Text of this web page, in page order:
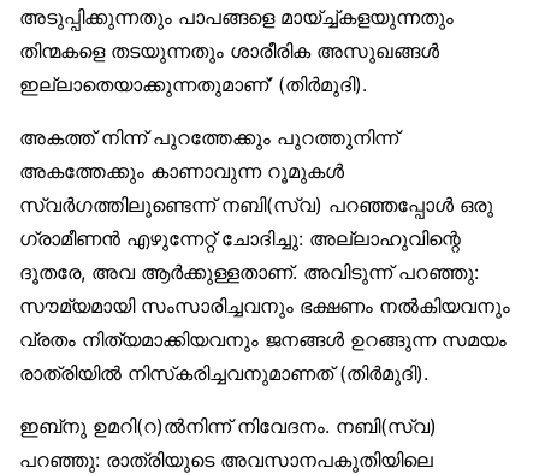
അടുപ്പിക്കുന്നതും പാപങ്ങളെ മായ്ച്ച്കളയുന്നതും
തിന്മകളെ തടയുന്നതും ശാരീരിക അസുഖങ്ങള്‍
ഇല്ലാതെയാക്കുന്നതുമാണ്’ (തിര്‍മുദി).
അകത്ത് നിന്ന് പുറത്തേക്കും പുറത്തുനിന്ന്
അകത്തേക്കും കാണാവുന്ന റൂമുകള്‍
സ്വര്‍ഗത്തിലുണ്ടെന്ന് നബി(സ്വ) പറഞ്ഞപ്പോള്‍ ഒരു
ഗ്രാമീണന്‍ എഴുന്നേറ്റ് ചോദിച്ചു: അല്ലാഹുവിന്റെ
ദൂതരേ, അവ ആര്‍ക്കുള്ളതാണ്. അവിടുന്ന് പറഞ്ഞു:
സൗമ്യമായി സംസാരിച്ചവനും ഭക്ഷണം നല്‍കിയവനും
വ്രതം നിത്യമാക്കിയവനും ജനങ്ങള്‍ ഉറങ്ങുന്ന സമയം
രാത്രിയില്‍ നിസ്‌കരിച്ചവനുമാണത് (തിര്‍മുദി).
ഇബ്‌നു ഉമറി(റ)ല്‍നിന്ന് നിവേദനം. നബി(സ്വ)
പറഞ്ഞു: രാത്രിയുടെ അവസാനപകുതിയിലെ